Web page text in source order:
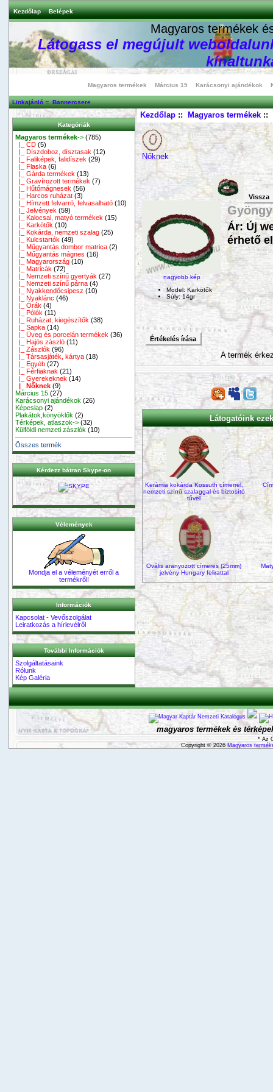
Kezdőlap Belépek
Magyaros termékek
Látogass el megújult
Magyaros termékek Március 15 Karácsonyi ajándékok
Linkajánló::Bannercsere
Kategóriák
Magyaros termékek-> (785)
|_ CD (5)
|_ Díszdoboz, dísztasak (12)
|_ Faliképek, falidíszek (29)
|_ Flaska (6)
|_ Gárda termékek (13)
|_ Gravírozott termékek (7)
|_ Hűtőmágnesek (56)
|_ Harcos ruházat (3)
|_ Hímzett felvarró, felvasalható (10)
|_ Jelvények (59)
|_ Kalocsai, matyó termékek (15)
|_ Karkötők (10)
|_ Kokárda, nemzeti szalag (25)
|_ Kulcstartók (49)
|_ Műgyantás dombor matrica (2)
|_ Műgyantás mágnes (16)
|_ Magyarország (10)
|_ Matricák (72)
|_ Nemzeti színű gyertyák (27)
|_ Nemzeti színű párna (4)
|_ Nyakkendőcsipesz (10)
|_ Nyaklánc (46)
|_ Órák (4)
|_ Pólók (11)
|_ Ruházat, kiegészítők (38)
|_ Sapka (14)
|_ Üveg és porcelán termékek (36)
|_ Hajós zászló (11)
|_ Zászlók (96)
|_ Társasjáték, kártya (18)
|_ Egyéb (27)
|_ Férfiaknak (21)
|_ Gyerekeknek (14)
|_ Nőknek (9)
Március 15 (27)
Karácsonyi ajándékok (26)
Képeslap (2)
Plakátok,könyöklők (2)
Térképek, atlaszok-> (32)
Külföldi nemzeti zászlók (10)
Összes termék
Kérdezz bátran Skype-on
Vélemények
Mondja el a véleményét erről a
termékről!
Információk
Kapcsolat - Vevőszolgálat
Leiratkozás a hírlevélről
További Információk
Szolgáltatásaink
Rólunk
Kép Galéria
Kezdőlap:: Magyaros termékek::
Nőknek
Vissza
nagyobb kép
Ár: Új
érhető
Model: Karkötők
Súly: 14gr
Értékelés írása
A termék
Látogatóink
Kerámia kokárda Kossuth címerrel,
nemzeti színű szalaggal és biztosító
tűvel
Ovális aranyozott címeres (25mm)
jelvény Hungary felirattal
magyaros termékek és
* Az
Copyright © 2026 Magyaros